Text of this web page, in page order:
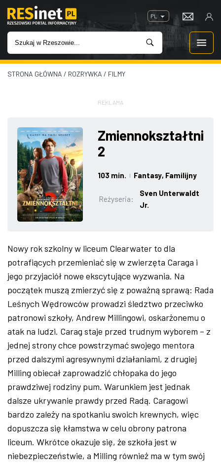
PL
WIADOMOŚCI
IMPREZY
ROZRYWKA
W KINACH
GASTRONOMIA
W RZESZOWIE
STRONA GŁÓWNA / ROZRYWKA / FILMY
REKLAMA
Zmiennokształtni
2
103 min. | Fantasy, Familijny
Reżyseria:
Sven Unterwaldt
Jr.
Nowy rok szkolny w liceum Clearwater to dla
potrafiących przemieniać się w zwierzęta Caraga i
jego przyjaciół nowe ekscytujące wyzwania. Na
początek muszą zmierzyć się z poważną sprawą: Rada
Leśnych Wędrowców prowadzi śledztwo przeciwko
patronowi szkoły, Andrew Millingowi, oskarżonemu o
atak na ludzi. Carag staje przed trudnym wyborem – z
jednej strony chce powstrzymać swojego mentora
przed dalszymi agresywnymi działaniami, z drugiej
Milling obiecał zaprowadzić chłopaka do jego
prawdziwej rodziny pum. Warunkiem jest jednak
dalsze ukrywanie prawdy przed Radą. Caragowi
bardzo zależy na spotkaniu swoich krewnych, więc
dopuszcza się kłamstwa w celu obrony patrona
liceum. Wkrótce okazuje się, że szkoła jest w
niebezpieczeństwie, a Milling również ma w tym swój